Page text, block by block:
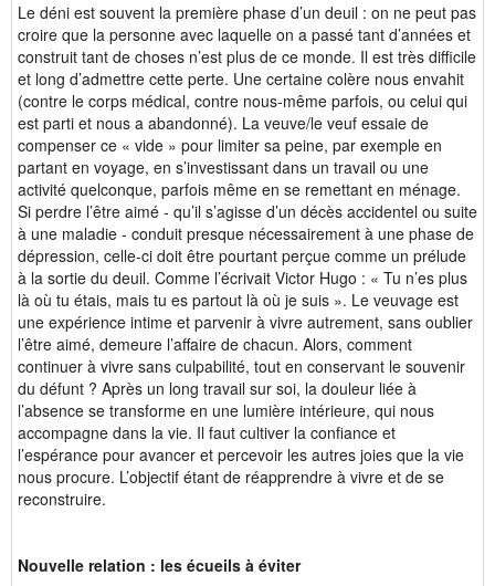
Le déni est souvent la première phase d’un deuil : on ne peut pas
croire que la personne avec laquelle on a passé tant d’années et
construit tant de choses n’est plus de ce monde. Il est très difficile
et long d’admettre cette perte. Une certaine colère nous envahit
(contre le corps médical, contre nous-même parfois, ou celui qui
est parti et nous a abandonné). La veuve/le veuf essaie de
compenser ce « vide » pour limiter sa peine, par exemple en
partant en voyage, en s’investissant dans un travail ou une
activité quelconque, parfois même en se remettant en ménage.
Si perdre l’être aimé - qu’il s’agisse d’un décès accidentel ou suite
à une maladie - conduit presque nécessairement à une phase de
dépression, celle-ci doit être pourtant perçue comme un prélude
à la sortie du deuil. Comme l’écrivait Victor Hugo : « Tu n’es plus
là où tu étais, mais tu es partout là où je suis ». Le veuvage est
une expérience intime et parvenir à vivre autrement, sans oublier
l’être aimé, demeure l’affaire de chacun. Alors, comment
continuer à vivre sans culpabilité, tout en conservant le souvenir
du défunt ? Après un long travail sur soi, la douleur liée à
l’absence se transforme en une lumière intérieure, qui nous
accompagne dans la vie. Il faut cultiver la confiance et
l’espérance pour avancer et percevoir les autres joies que la vie
nous procure. L’objectif étant de réapprendre à vivre et de se
reconstruire.
Nouvelle relation : les écueils à éviter